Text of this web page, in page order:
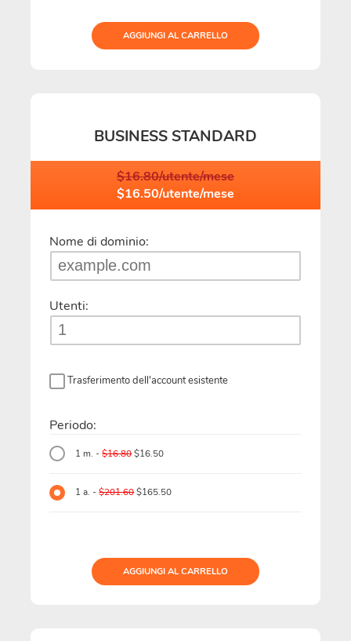
AGGIUNGI AL CARRELLO
BUSINESS STANDARD
$16.80/utente/mese
$16.50/utente/mese
Nome di dominio:
Utenti:
Trasferimento dell'account esistente
Periodo:
1 m. -$16.80$16.50
1 a. -$201.60$165.50
AGGIUNGI AL CARRELLO